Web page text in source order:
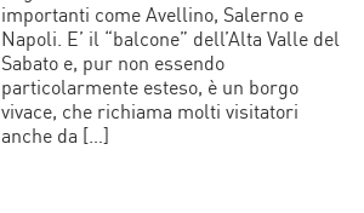
importanti come Avellino, Salerno e
Napoli. E’ il “balcone” dell’Alta Valle del
Sabato e, pur non essendo
particolarmente esteso, è un borgo
vivace, che richiama molti visitatori
anche da […]